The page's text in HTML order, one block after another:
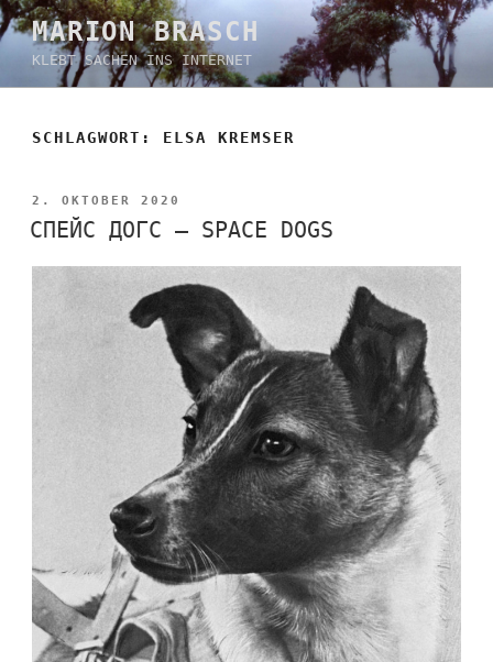
Zum
Inhalt
springen
MARION BRASCH
KLEBT SACHEN INS INTERNET
SCHLAGWORT: ELSA KREMSER
VERÖFFENTLICHT
AM
2. OKTOBER 2020
СПЕЙС ДОГС – SPACE DOGS